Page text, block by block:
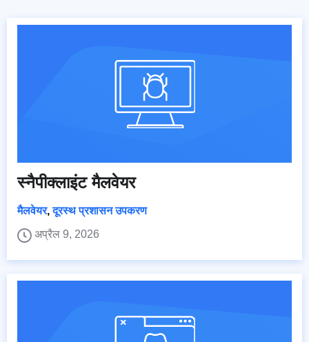
स्नैपीक्लाइंट मैलवेयर
मैलवेयर,दूरस्थ प्रशासन उपकरण
अप्रैल 9, 2026